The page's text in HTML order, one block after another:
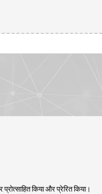
किया और प्रेरित किया।